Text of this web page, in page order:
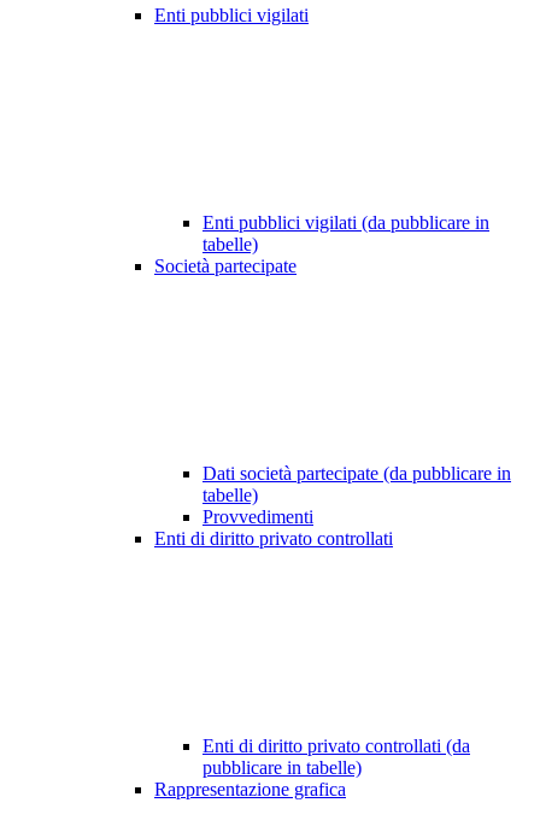
Enti pubblici vigilati
Enti pubblici vigilati (da pubblicare in
tabelle)
Società partecipate
Dati società partecipate (da pubblicare in
tabelle)
Provvedimenti
Enti di diritto privato controllati
Enti di diritto privato controllati (da
pubblicare in tabelle)
Rappresentazione grafica